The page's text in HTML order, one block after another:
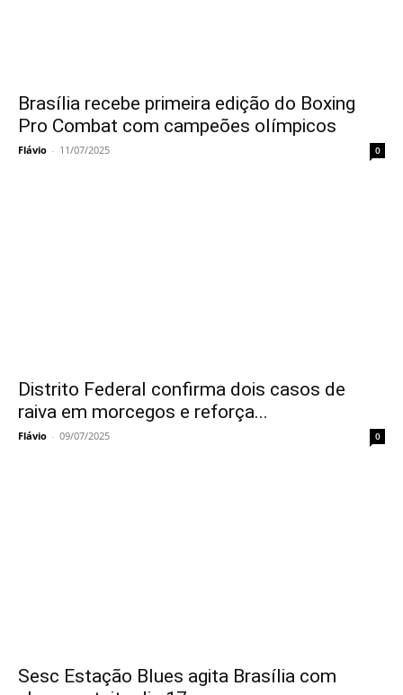
Brasília recebe primeira edição do Boxing
Pro Combat com campeões olímpicos
Flávio - 11/07/2025 0
Distrito Federal confirma dois casos de
raiva em morcegos e reforça...
Flávio - 09/07/2025 0
Sesc Estação Blues agita Brasília com